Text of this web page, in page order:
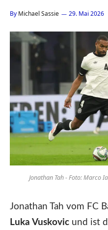
By Michael Sassie 29. Mai 2026
Jonathan Tah - Foto: Marco
Jonathan Tah vom FC
Luka Vuskovic und ist